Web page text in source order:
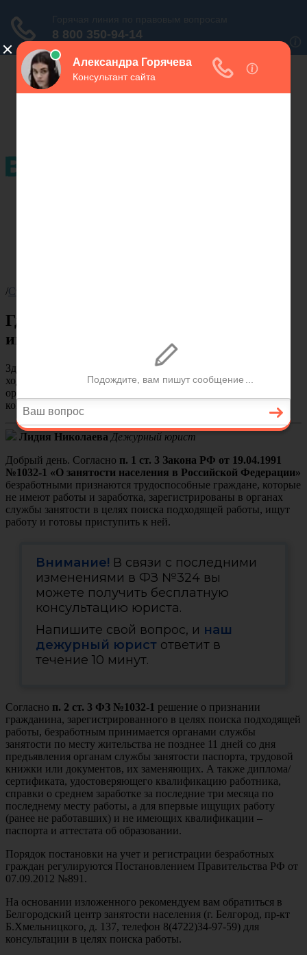
Льготные категории
Законы
/Статьи
Где в Белгороде найти работу
инвалиду?
Здравствуйте. Я из Белгорода, инвалид 3 группы
ходить. Подскажите, где я могу найти работу (конкретные
организации). Я творческий человек, плюс работа с
компьютером. Заранее спасибо.
Лидия Николаева Дежурный юрист
Добрый день. Согласно п. 1 ст. 3 Закона РФ от 19.04.1991
№1032-1 «О занятости населения в Российской Федерации»
безработными признаются трудоспособные граждане, которые
не имеют работы и заработка, зарегистрированы в органах
службы занятости в целях поиска подходящей работы, ищут
работу и готовы приступить к ней.
Внимание! В связи с последними
изменениями в ФЗ №324 вы
можете получить бесплатную
консультацию юриста.
Напишите свой вопрос, и наш
дежурный юрист ответит в
течение 10 минут.
Согласно п. 2 ст. 3 ФЗ №1032-1 решение о признании
гражданина, зарегистрированного в целях поиска подходящей
работы, безработным принимается органами службы
занятости по месту жительства не позднее 11 дней со дня
предъявления органам службы занятости паспорта, трудовой
книжки или документов, их заменяющих. А также диплома/
сертификата, удостоверяющего квалификацию работника,
справки о среднем заработке за последние три месяца по
последнему месту работы, а для впервые ищущих работу
(ранее не работавших) и не имеющих квалификации –
паспорта и аттестата об образовании.
Порядок постановки на учет и регистрации безработных
граждан регулируются Постановлением Правительства РФ от
07.09.2012 №891.
На основании изложенного рекомендуем вам обратиться в
Белгородский центр занятости населения (г. Белгород, пр-кт
Б.Хмельницкого, д. 137, телефон 8(4722)34-97-59) для
консультации в целях поиска работы.